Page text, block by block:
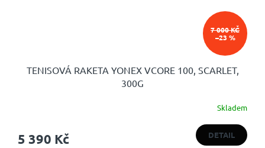
7 000 KČ
–23 %
TENISOVÁ RAKETA YONEX VCORE 100, SCARLET,
300G
Skladem
5 390 Kč DETAIL